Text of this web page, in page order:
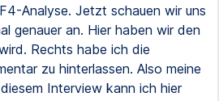
Analyse. Jetzt schauen wir uns
genauer an. Hier haben wir den
Rechts habe ich die
zu hinterlassen. Also meine
Interview kann ich hier